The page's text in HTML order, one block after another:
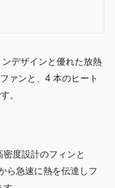
デザインと優れた放熱
ァンと、4 本のヒート
。
度設計のフィンと
ら急速に熱を伝達しフ